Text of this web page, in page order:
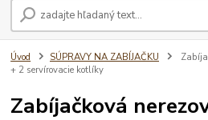
Úvod SÚPRAVY NA ZABÍJAČKU
+ 2 servírovacie kotlíky
Zabíjačková